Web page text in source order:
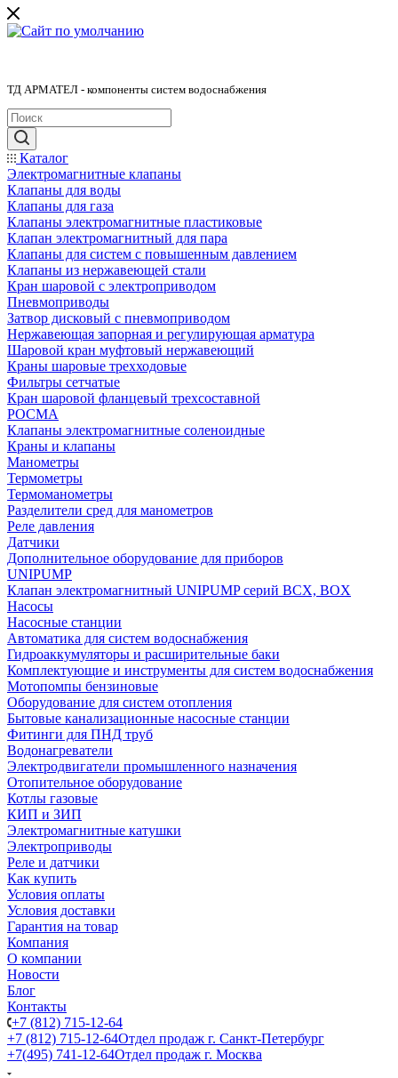
ТД АРМАТЕЛ - компоненты систем водоснабжения
Каталог
Электромагнитные клапаны
Клапаны для воды
Клапаны для газа
Клапаны электромагнитные пластиковые
Клапан электромагнитный для пара
Клапаны для систем с повышенным давлением
Клапаны из нержавеющей стали
Кран шаровой с электроприводом
Пневмоприводы
Затвор дисковый с пневмоприводом
Нержавеющая запорная и регулирующая арматура
Шаровой кран муфтовый нержавеющий
Краны шаровые трехходовые
Фильтры сетчатые
Кран шаровой фланцевый трехсоставной
РОСМА
Клапаны электромагнитные соленоидные
Краны и клапаны
Манометры
Термометры
Термоманометры
Разделители сред для манометров
Реле давления
Датчики
Дополнительное оборудование для приборов
UNIPUMP
Клапан электромагнитный UNIPUMP серий BCX, BOX
Насосы
Насосные станции
Автоматика для систем водоснабжения
Гидроаккумуляторы и расширительные баки
Комплектующие и инструменты для систем водоснабжения
Мотопомпы бензиновые
Оборудование для систем отопления
Бытовые канализационные насосные станции
Фитинги для ПНД труб
Водонагреватели
Электродвигатели промышленного назначения
Отопительное оборудование
Котлы газовые
КИП и ЗИП
Электромагнитные катушки
Электроприводы
Реле и датчики
Как купить
Условия оплаты
Условия доставки
Гарантия на товар
Компания
О компании
Новости
Блог
Контакты
+7 (812) 715-12-64
+7 (812) 715-12-64Отдел продаж г. Санкт-Петербург
+7(495) 741-12-64Отдел продаж г. Москва